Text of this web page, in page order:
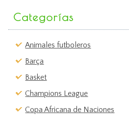
Categorías
Animales futboleros
Barça
Basket
Champions League
Copa Africana de Naciones